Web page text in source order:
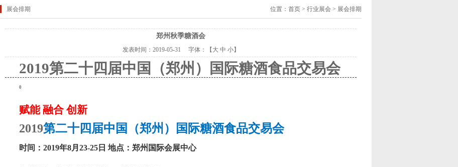
展会排期 位置： 首页 > 行业展会 > 展会排期
郑州秋季糖酒会
发表时间： 2019-05-31 字体：【 大 中 小】
2019第二十四届中国（郑州）国际糖酒食品交易会
0
赋能 融合 创新
2019第二十四届中国（郑州）国际糖酒食品交易会
时间： 2019年8月 23-25 日 地点：郑州国际会展中心